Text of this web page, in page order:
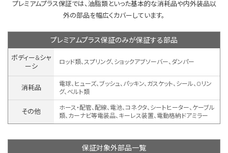
プレミアムプラス保証では、油脂類といった基本的な消耗品や内外装品以
外の部品を幅広くカバーしています。
プレミアムプラス保証のみが保証する部品
ボディー&シャ
ーシ
ロッド類、スプリング、ショックアブソーバー、ダンパー
消耗品
電球、ヒューズ、ブッシュ、パッキン、ガスケット、シール、Oリン
グ、ベルト類
その他
ホース・配管、配線、電池、コネクタ、シートヒーター、ケーブル
類、カーナビ等電装品、キーレス装置、 電動格納ドアミラー
保証対象外部品一覧